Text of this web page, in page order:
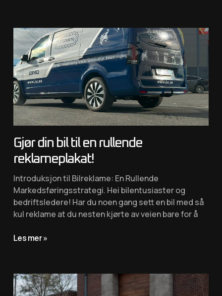
Gjør din bil til en rullende
reklameplakat!
Introduksjon til Bilreklame: En Rullende
Markedsføringsstrategi. Hei bilentusiaster og
bedriftsledere! Har du noen gang sett en bil med så
kul reklame at du nesten kjørte av veien bare for å
Les mer »